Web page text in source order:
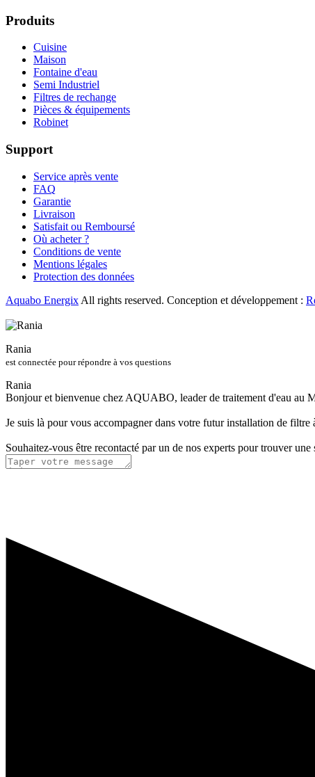
Produits
Cuisine
Maison
Fontaine d'eau
Semi Industriel
Filtres de rechange
Pièces & équipements
Robinet
Support
Service après vente
FAQ
Garantie
Livraison
Satisfait ou Remboursé
Où acheter ?
Conditions de vente
Mentions légales
Protection des données
Aquabo Energix All rights reserved. Conception et développement :
Rania
est connectée pour répondre à vos questions
Rania
Bonjour et bienvenue chez AQUABO, leader de traitement d'eau au
Je suis là pour vous accompagner dans votre futur installation de filtre
Souhaitez-vous être recontacté par un de nos experts pour trouver